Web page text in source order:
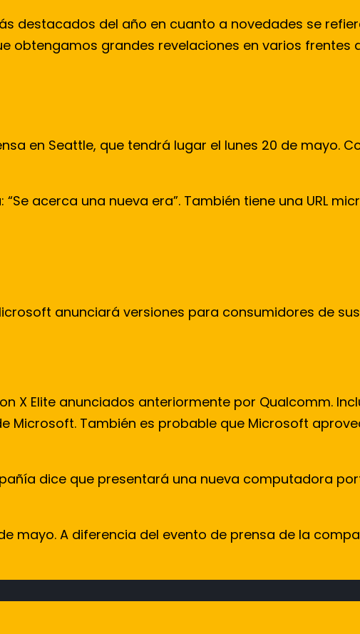
destacados del año en cuanto a novedades se
obtengamos grandes revelaciones en varios frentes
en Seattle, que tendrá lugar el lunes 20 de mayo.
acerca una nueva era”. También tiene una URL
anunciará versiones para consumidores de
X Elite anunciados anteriormente por Qualcomm.
También es probable que Microsoft
dice que presentará una nueva computadora
mayo. A diferencia del evento de prensa de la